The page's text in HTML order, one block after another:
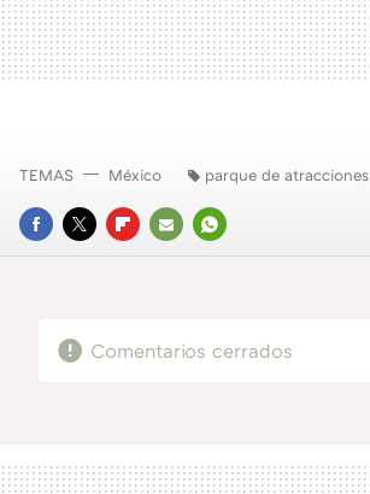
FACEBOOK
TWITTERFLIPBOARD
E-
WHATSAPP
TEMAS México parque de atracciones
Comentarios cerrados